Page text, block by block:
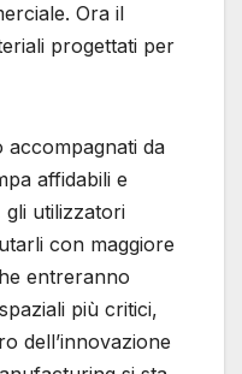
Ora il
progettati per
accompagnati da
affidabili e
gli utilizzatori
con maggiore
entreranno
più critici,
dell’innovazione